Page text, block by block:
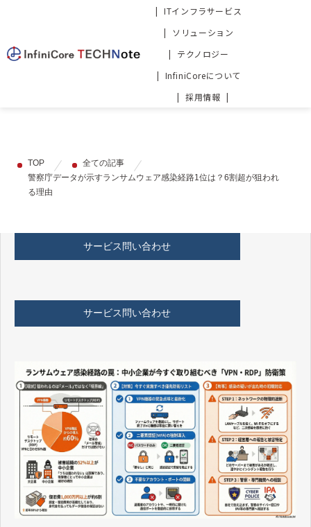
ITインフラサービス
ソリューション
テクノロジー
InfiniCoreについて
採用情報
TOP
全ての記事
警察庁データが示すランサムウェア感染経路1位は？6割超が狙われ
る理由
サービス問い合わせ
サービス問い合わせ